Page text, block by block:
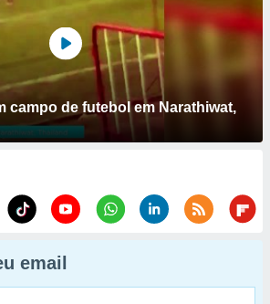
campo de futebol em Narathiwat,
email